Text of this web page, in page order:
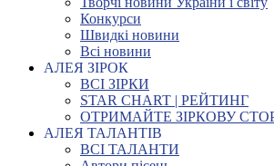
Конкурси
Швидкі новини
Всі новини
АЛЕЯ ЗІРОК
ВСІ ЗІРКИ
STAR CHART | РЕЙТИНГ
ОТРИМАЙТЕ ЗІРКОВУ
АЛЕЯ ТАЛАНТІВ
ВСІ ТАЛАНТИ